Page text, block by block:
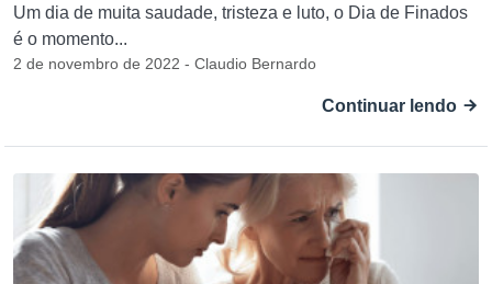
Um dia de muita saudade, tristeza e luto, o Dia de Finados
é o momento...
2 de novembro de 2022 - Claudio Bernardo
Continuar lendo